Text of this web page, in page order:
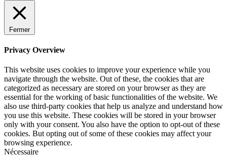
Fermer
Privacy Overview
This website uses cookies to improve your experience while you
navigate through the website. Out of these, the cookies that are
categorized as necessary are stored on your browser as they are
essential for the working of basic functionalities of the website. We
also use third-party cookies that help us analyze and understand how
you use this website. These cookies will be stored in your browser
only with your consent. You also have the option to opt-out of these
cookies. But opting out of some of these cookies may affect your
browsing experience.
Nécessaire